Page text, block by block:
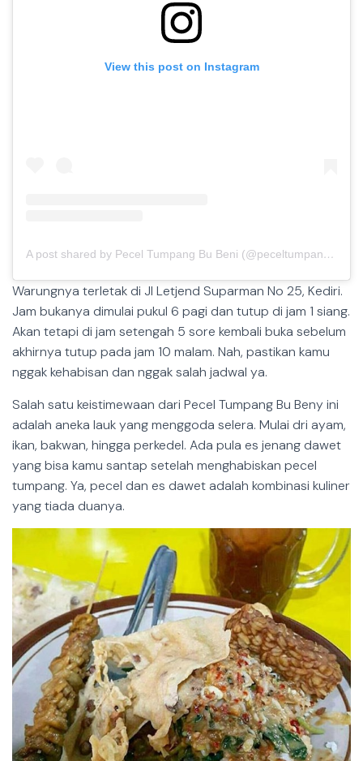
View this post on Instagram
A post shared by Pecel Tumpang Bu Beni (@peceltumpangbubeny)
Warungnya terletak di Jl Letjend Suparman No 25, Kediri.
Jam bukanya dimulai pukul 6 pagi dan tutup di jam 1 siang.
Akan tetapi di jam setengah 5 sore kembali buka sebelum
akhirnya tutup pada jam 10 malam. Nah, pastikan kamu
nggak kehabisan dan nggak salah jadwal ya.
Salah satu keistimewaan dari Pecel Tumpang Bu Beny ini
adalah aneka lauk yang menggoda selera. Mulai dri ayam,
ikan, bakwan, hingga perkedel. Ada pula es jenang dawet
yang bisa kamu santap setelah menghabiskan pecel
tumpang. Ya, pecel dan es dawet adalah kombinasi kuliner
yang tiada duanya.